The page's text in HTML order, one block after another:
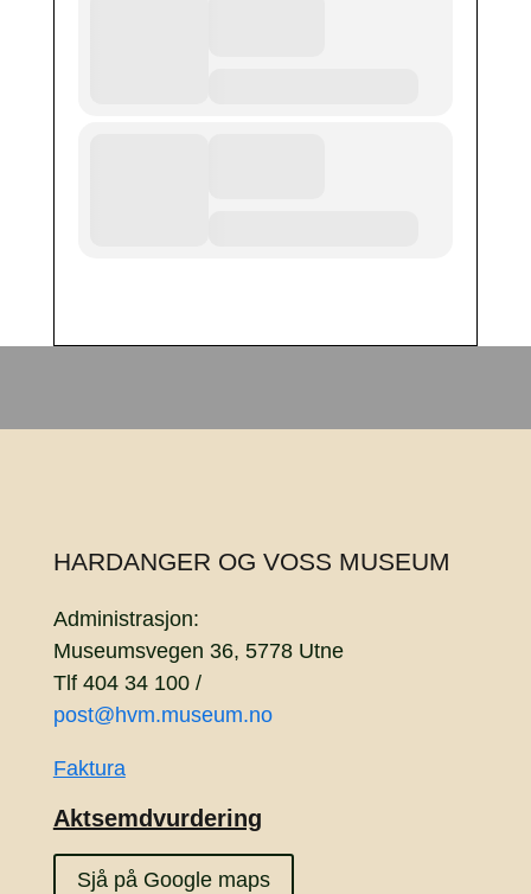
HARDANGER OG VOSS MUSEUM
Administrasjon:
Museumsvegen 36, 5778 Utne
Tlf 404 34 100 /
post@hvm.museum.no
Faktura
Aktsemdvurdering
Sjå på Google maps